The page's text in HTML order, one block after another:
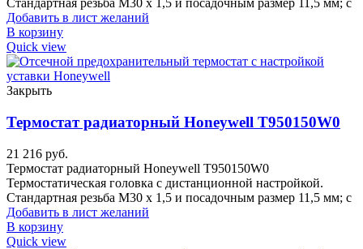
Стандартная резьба M30 x 1,5 и посадочным размер 11,5 мм; с
Добавить в лист желаний
В корзину
Quick view
Закрыть
Термостат радиаторный Honeywell T950150W0
21 216 руб.
Термостат радиаторный Honeywell T950150W0
Термостатическая головка с дистанционной настройкой.
Стандартная резьба M30 x 1,5 и посадочным размер 11,5 мм; с
Добавить в лист желаний
В корзину
Quick view